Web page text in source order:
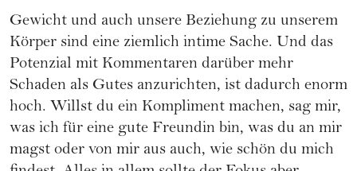
Gewicht und auch unsere Beziehung zu unserem
Körper sind eine ziemlich intime Sache. Und das
Potenzial mit Kommentaren darüber mehr
Schaden als Gutes anzurichten, ist dadurch enorm
hoch. Willst du ein Kompliment machen, sag mir,
was ich für eine gute Freundin bin, was du an mir
magst oder von mir aus auch, wie schön du mich